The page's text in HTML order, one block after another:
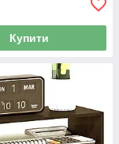
Купити